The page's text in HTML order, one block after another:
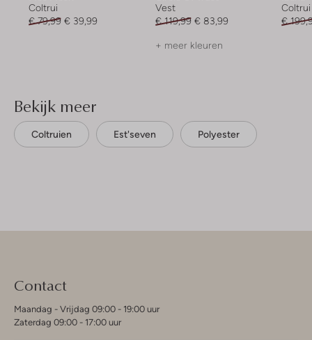
Coltrui
€ 79,99 € 39,99
Vest
€ 119,99 € 83,99
+ meer kleuren
Coltrui
€
Bekijk meer
Coltruien Est'seven Polyester
Contact
Maandag - Vrijdag 09:00 - 19:00 uur
Zaterdag 09:00 - 17:00 uur